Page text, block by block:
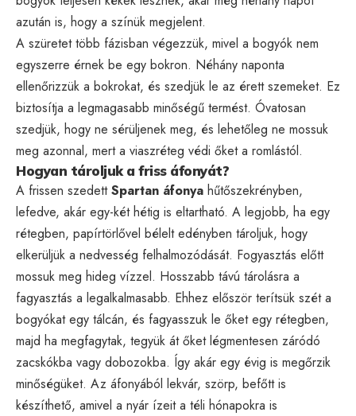
azután is, hogy a színük megjelent.
A szüretet több fázisban végezzük, mivel a bogyók nem
egyszerre érnek be egy bokron. Néhány naponta
ellenőrizzük a bokrokat, és szedjük le az érett szemeket. Ez
biztosítja a legmagasabb minőségű termést. Óvatosan
szedjük, hogy ne sérüljenek meg, és lehetőleg ne mossuk
meg azonnal, mert a viaszréteg védi őket a romlástól.
Hogyan tároljuk a friss áfonyát?
A frissen szedettSpartan áfonya hűtőszekrényben,
lefedve, akár egy-két hétig is eltartható. A legjobb, ha egy
rétegben, papírtörlővel bélelt edényben tároljuk, hogy
elkerüljük a nedvesség felhalmozódását. Fogyasztás előtt
mossuk meg hideg vízzel. Hosszabb távú tárolásra a
fagyasztás a legalkalmasabb. Ehhez először terítsük szét a
bogyókat egy tálcán, és fagyasszuk le őket egy rétegben,
majd ha megfagytak, tegyük át őket légmentesen záródó
zacskókba vagy dobozokba. Így akár egy évig is megőrzik
minőségüket. Az áfonyából lekvár, szörp, befőtt is
készíthető, amivel a nyár ízeit a téli hónapokra is